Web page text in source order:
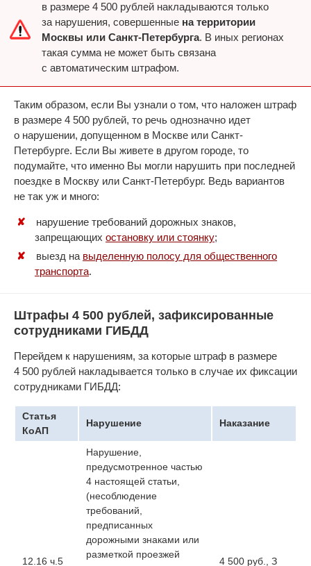
в размере 4 500 рублей накладываются только
за нарушения, совершенные на территории
Москвы или Санкт-Петербурга. В иных регионах
такая сумма не может быть связана
с автоматическим штрафом.
Таким образом, если Вы узнали о том, что наложен штраф
в размере 4 500 рублей, то речь однозначно идет
о нарушении, допущенном в Москве или Санкт-
Петербурге. Если Вы живете в другом городе, то
подумайте, что именно Вы могли нарушить при последней
поездке в Москву или Санкт-Петербург. Ведь вариантов
не так уж и много:
нарушение требований дорожных знаков,
запрещающих остановку или стоянку;
выезд на выделенную полосу для общественного
транспорта.
Штрафы 4 500 рублей, зафиксированные
сотрудниками ГИБДД
Перейдем к нарушениям, за которые штраф в размере
4 500 рублей накладывается только в случае их фиксации
сотрудниками ГИБДД:
Статья
КоАП
Нарушение Наказание
12.16 ч.5
Нарушение,
предусмотренное частью
4 настоящей статьи,
(несоблюдение
требований,
предписанных
дорожными знаками или
разметкой проезжей
4 500 руб., З